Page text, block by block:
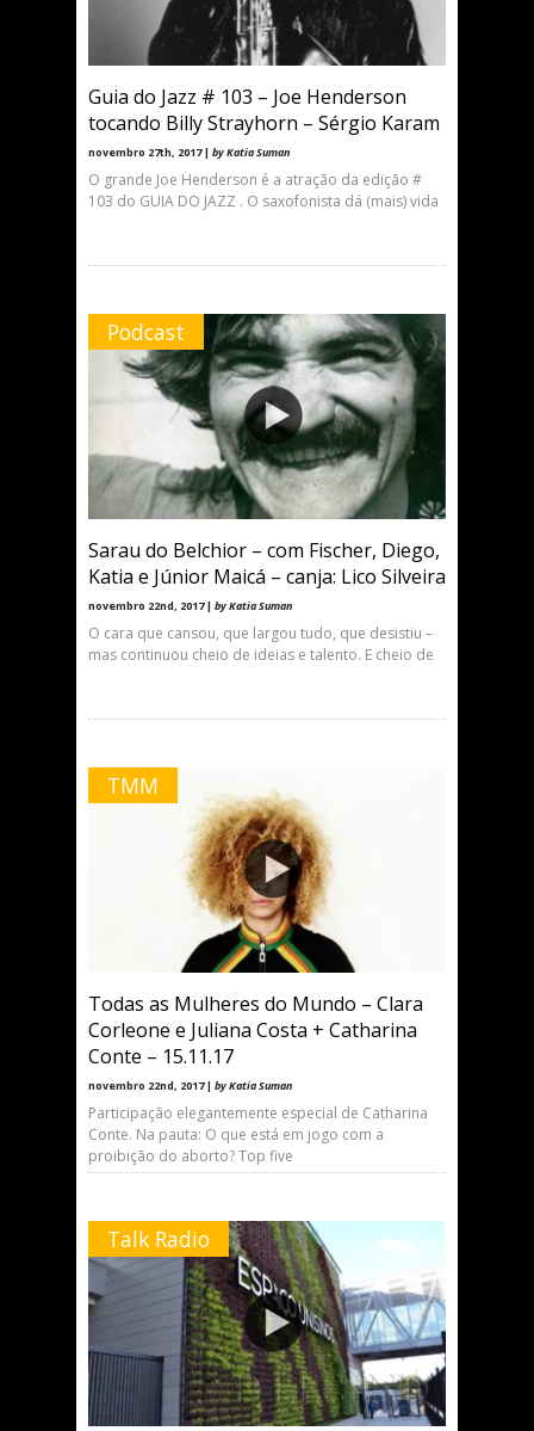
Guia do Jazz # 103 – Joe Henderson
tocando Billy Strayhorn – Sérgio Karam
novembro 27th, 2017 | by Katia Suman
O grande Joe Henderson é a atração da edição #
103 do GUIA DO JAZZ . O saxofonista dá (mais) vida
Podcast
Sarau do Belchior – com Fischer, Diego,
Katia e Júnior Maicá – canja: Lico Silveira
novembro 22nd, 2017 | by Katia Suman
O cara que cansou, que largou tudo, que desistiu –
mas continuou cheio de ideias e talento. E cheio de
TMM
Todas as Mulheres do Mundo – Clara
Corleone e Juliana Costa + Catharina
Conte – 15.11.17
novembro 22nd, 2017 | by Katia Suman
Participação elegantemente especial de Catharina
Conte. Na pauta: O que está em jogo com a
proibição do aborto? Top five
Talk Radio